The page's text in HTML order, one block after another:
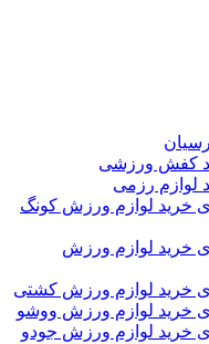
کفش ورزشی
لوازم رزمی
خرید لوازم ورزش کونگ
خرید لوازم ورزش
خرید لوازم ورزش کشتی
خرید لوازم ورزش ووشو
خرید لوازم ورزش جودو